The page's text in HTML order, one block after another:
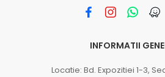
INFORMATII
Locatie: Bd. Expozitiei 1-3,